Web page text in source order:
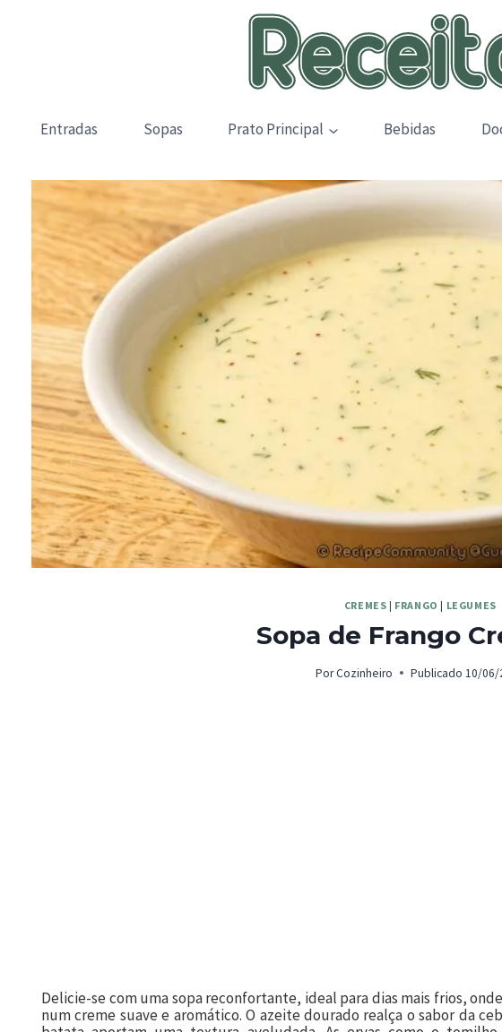
Entradas Sopas Prato Principal Bebidas
CREMES | FRANGO | LEGUMES
Sopa de Frango
PorCozinheiro Publicado 10/06/
Delicie-se com uma sopa reconfortante, ideal para dias mais frios,
num creme suave e aromático. O azeite dourado realça o sabor da